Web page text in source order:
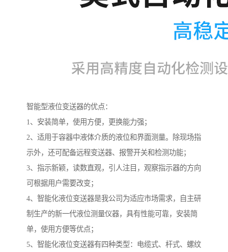
智能型液位变送器的优点：
1、安装简单，使用方便，更换能力强；
2、适用于容器中液体介质的液位和界面测量。除现场指
示外，还可配备远程变送器、报警开关和检测功能；
3、指示新颖，读数直观，引人注目，观察指示器的方向
可根据用户需要改变；
4、智能化液位变送器是我公司为适应市场需求，自主研
制生产的新一代液位测量仪器，具有性能可靠，安装简
单，使用方便等优点；
5、智能化液位变送器有四种类型：电缆式、杆式、螺纹